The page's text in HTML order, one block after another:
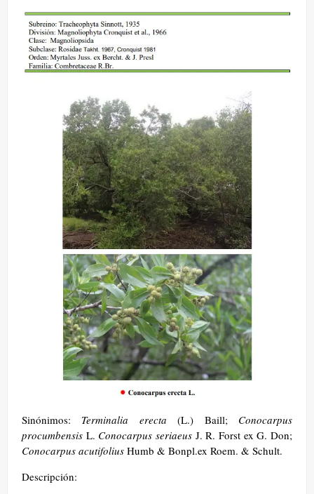
Sinónimos: Terminalia erecta (L.) Baill; Conocarpus
procumbensis L. Conocarpus seriaeus J. R. Forst ex G. Don;
Conocarpus acutifolius Humb & Bonpl.ex Roem. & Schult.
Descripción: